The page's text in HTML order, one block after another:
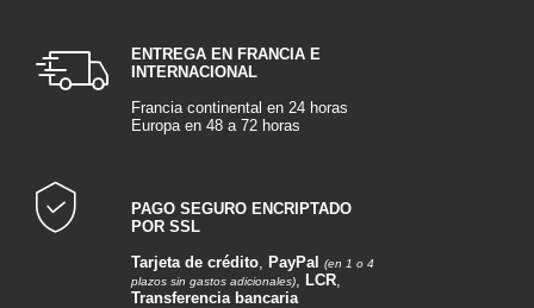
ENTREGA EN FRANCIA E
INTERNACIONAL
Francia continental en 24 horas
Europa en 48 a 72 horas
PAGO SEGURO ENCRIPTADO
POR SSL
Tarjeta de crédito, PayPal
(en 1 o 4
plazos sin gastos adicionales), LCR,
Transferencia bancaria